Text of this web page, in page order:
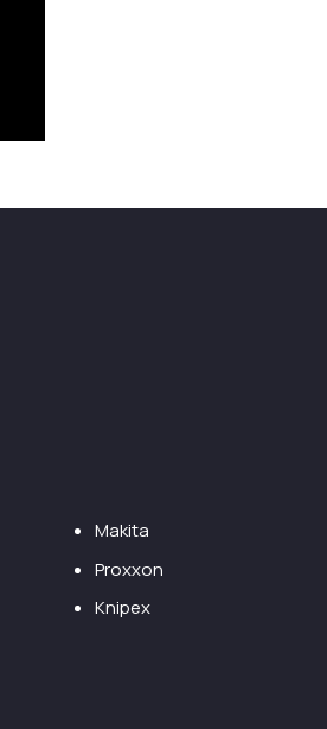
Makita
Proxxon
Knipex